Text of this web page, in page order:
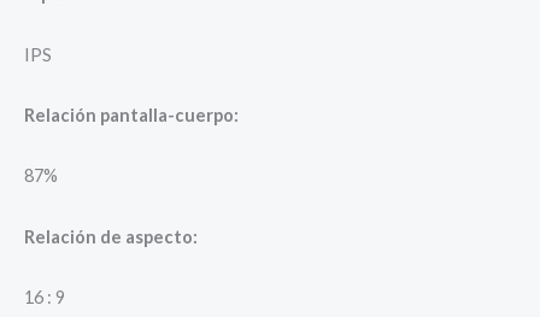
IPS
Relación pantalla-cuerpo:
87%
Relación de aspecto:
16 : 9